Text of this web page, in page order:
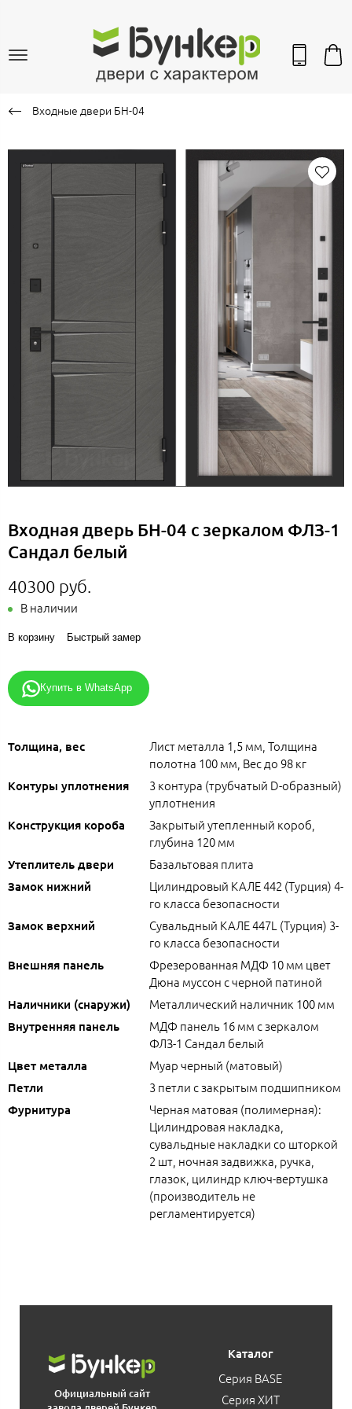
Входные двери БН-04
Входная дверь БН-04 с зеркалом ФЛЗ-1
Сандал белый
40300 руб.
В наличии
В корзину Быстрый замер
Купить в WhatsApp
Толщина, вес
Лист металла 1,5 мм, Толщина
полотна 100 мм, Вес до 98 кг
Контуры уплотнения
3 контура (трубчатый D-образный)
уплотнения
Конструкция короба
Закрытый утепленный короб,
глубина 120 мм
Утеплитель двери Базальтовая плита
Замок нижний
Цилиндровый КАЛЕ 442 (Турция) 4-
го класса безопасности
Замок верхний
Сувальдный КАЛЕ 447L (Турция) 3-
го класса безопасности
Внешняя панель
Фрезерованная МДФ 10 мм цвет
Дюна муссон с черной патиной
Наличники (снаружи) Металлический наличник 100 мм
Внутренняя панель
МДФ панель 16 мм с зеркалом
ФЛЗ-1 Сандал белый
Цвет металла Муар черный (матовый)
Петли 3 петли с закрытым подшипником
Фурнитура
Черная матовая (полимерная):
Цилиндровая накладка,
сувальдные накладки со шторкой
2 шт, ночная задвижка, ручка,
глазок, цилиндр ключ-вертушка
(производитель не
регламентируется)
Официальный сайт
Каталог
Серия BASE
Серия ХИТ